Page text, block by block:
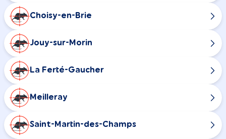
Choisy-en-Brie
Jouy-sur-Morin
La Ferté-Gaucher
Meilleray
Saint-Martin-des-Champs